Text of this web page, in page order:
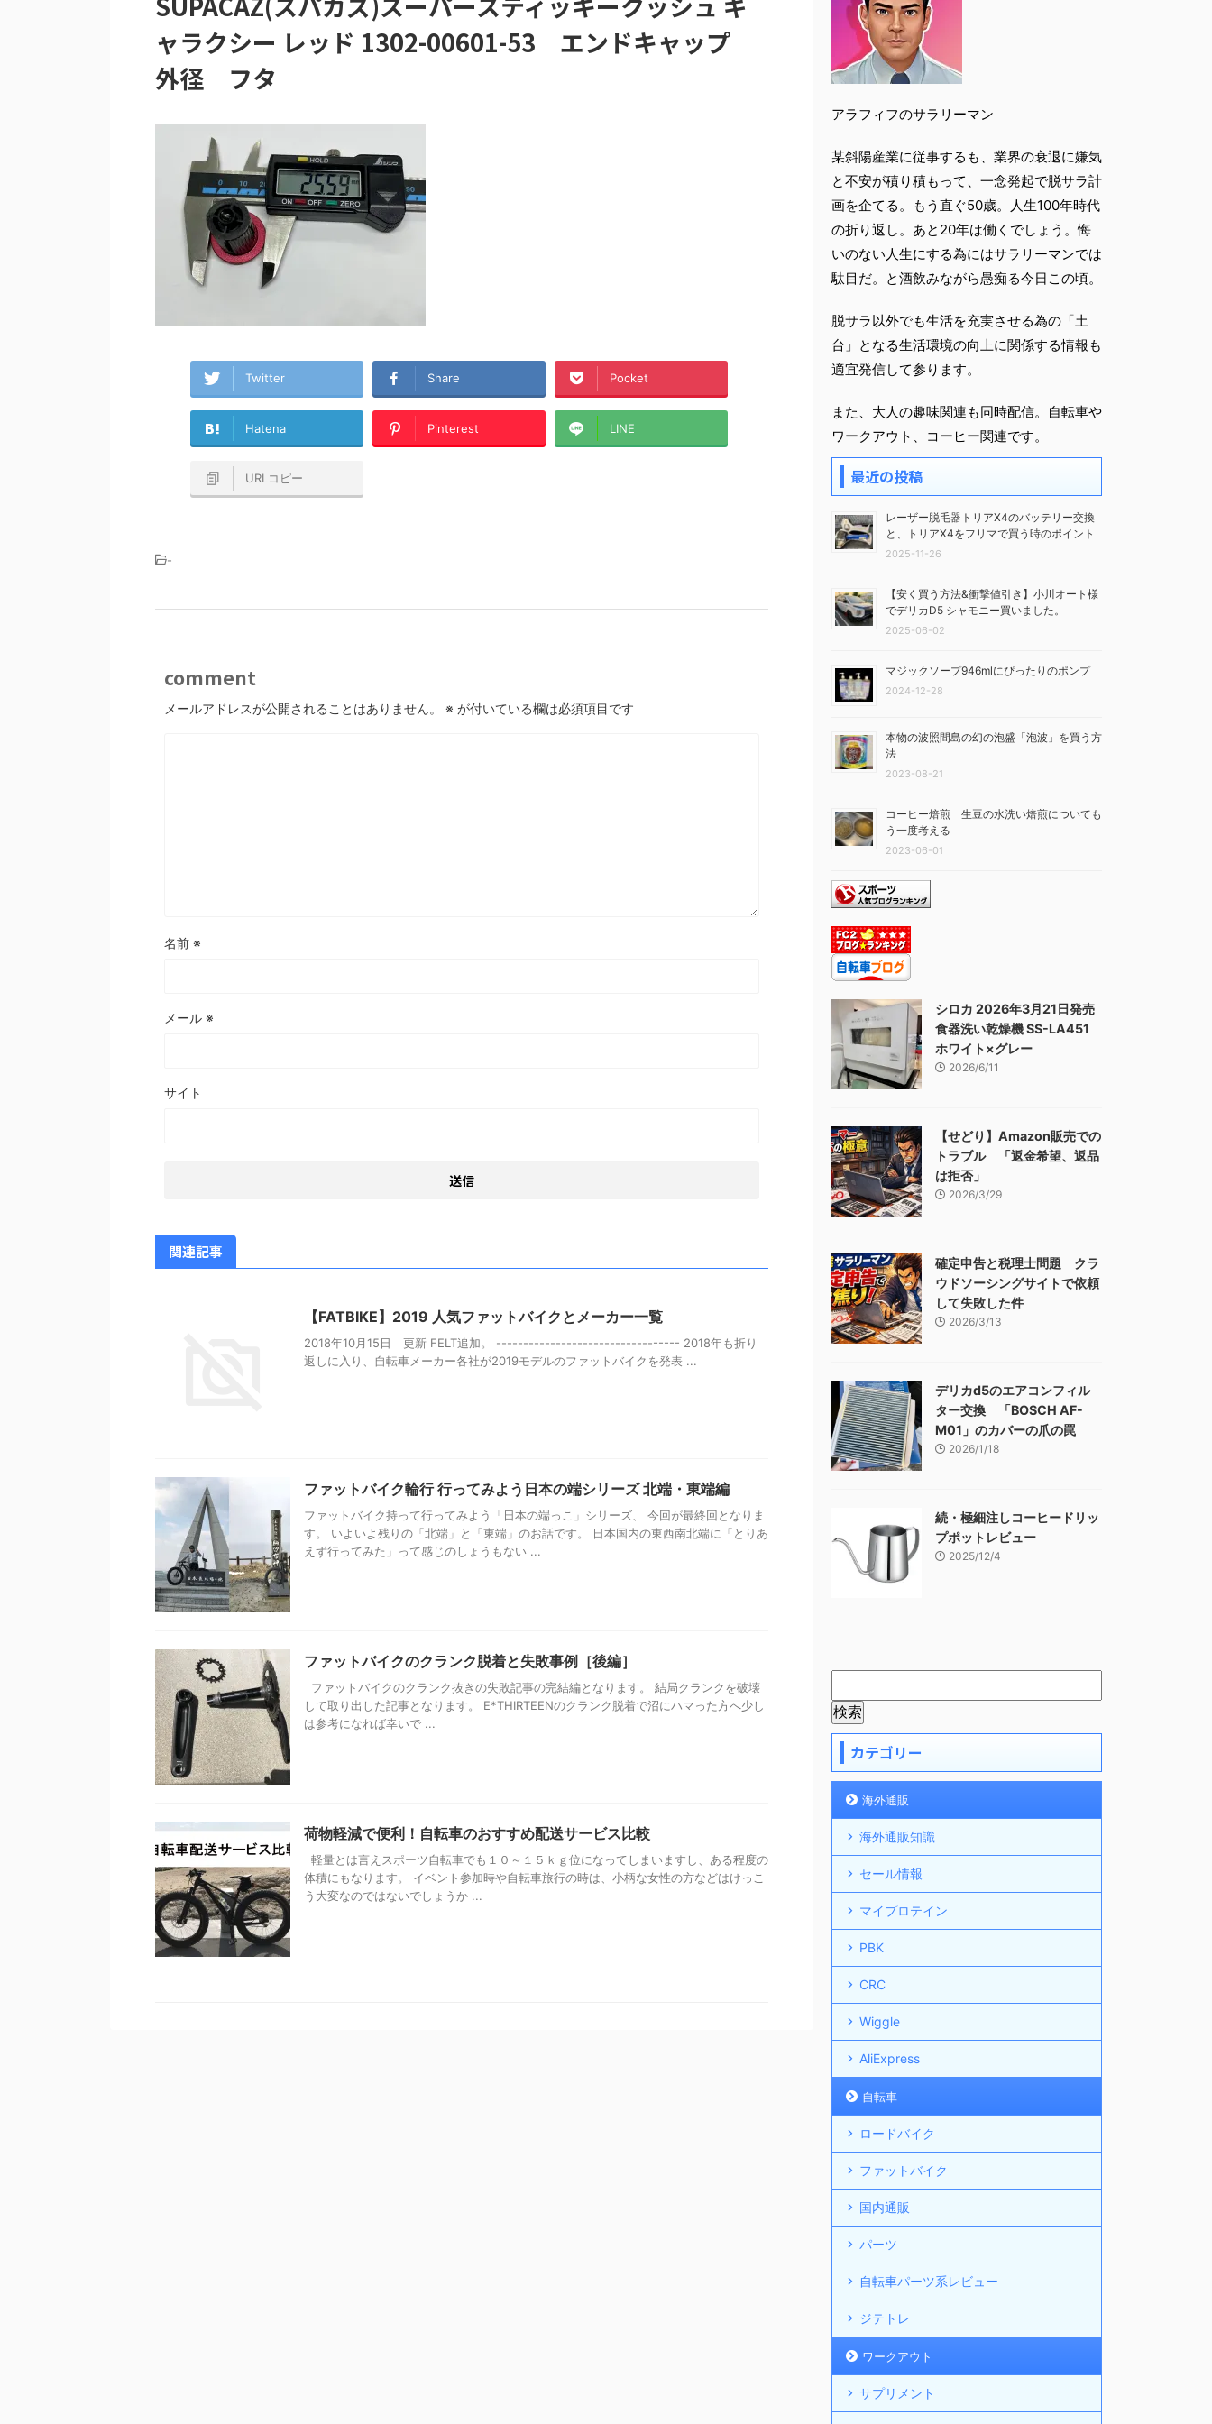
ャラクシー レッド 1302-00601-53 エンドキャップ
外径 フタ
Twitter Share Pocket
Hatena Pinterest LINE
URLコピー
-
comment
メールアドレスが公開されることはありません。 ※ が付いている欄は必須項目です
名前 ※
メール ※
サイト
関連記事
【FATBIKE】2019 人気ファットバイクとメーカー一覧
2018年10月15日 更新 FELT追加。 ---------------------------------- 2018年も折り
返しに入り、自転車メーカー各社が2019モデルのファットバイクを発表 ...
ファットバイク輪行 行ってみよう日本の端シリーズ 北端・東端編
ファットバイク持って行ってみよう「日本の端っこ」シリーズ、 今回が最終回となりま
す。 いよいよ残りの「北端」と「東端」のお話です。 日本国内の東西南北端に「とりあ
えず行ってみた」って感じのしょうもない ...
ファットバイクのクランク脱着と失敗事例［後編］
ファットバイクのクランク抜きの失敗記事の完結編となります。 結局クランクを破壊
して取り出した記事となります。 E*THIRTEENのクランク脱着で沼にハマった方へ少し
は参考になれば幸いで ...
荷物軽減で便利！自転車のおすすめ配送サービス比較
軽量とは言えスポーツ自転車でも１０～１５ｋｇ位になってしまいますし、ある程度の
体積にもなります。 イベント参加時や自転車旅行の時は、小柄な女性の方などはけっこ
う大変なのではないでしょうか ...
アラフィフのサラリーマン
某斜陽産業に従事するも、業界の衰退に嫌気
と不安が積り積もって、一念発起で脱サラ計
画を企てる。もう直ぐ50歳。人生100年時代
の折り返し。あと20年は働くでしょう。悔
いのない人生にする為にはサラリーマンでは
駄目だ。と酒飲みながら愚痴る今日この頃。
脱サラ以外でも生活を充実させる為の「土
台」となる生活環境の向上に関係する情報も
適宜発信して参ります。
また、大人の趣味関連も同時配信。自転車や
ワークアウト、コーヒー関連です。
最近の投稿
レーザー脱毛器トリアX4のバッテリー交換
と、トリアX4をフリマで買う時のポイント
2025-11-26
【安く買う方法&衝撃値引き】小川オート様
でデリカD5 シャモニー買いました。
2025-06-02
マジックソープ946mlにぴったりのポンプ
2024-12-28
本物の波照間島の幻の泡盛「泡波」を買う方
法
2023-08-21
コーヒー焙煎 生豆の水洗い焙煎についても
う一度考える
2023-06-01
シロカ 2026年3月21日発売
食器洗い乾燥機 SS-LA451
ホワイト×グレー
2026/6/11
【せどり】Amazon販売での
トラブル 「返金希望、返品
は拒否」
2026/3/29
確定申告と税理士問題 クラ
ウドソーシングサイトで依頼
して失敗した件
2026/3/13
デリカd5のエアコンフィル
ター交換 「BOSCH AF-
M01」のカバーの爪の罠
2026/1/18
続・極細注しコーヒードリッ
プポットレビュー
2025/12/4
カテゴリー
海外通販
海外通販知識
セール情報
マイプロテイン
PBK
CRC
Wiggle
AliExpress
自転車
ロードバイク
ファットバイク
国内通販
パーツ
自転車パーツ系レビュー
ジテトレ
ワークアウト
サプリメント